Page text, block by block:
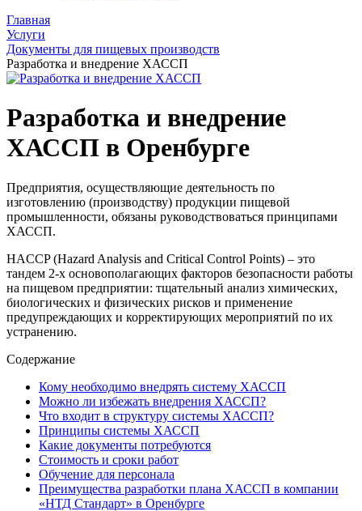
Главная
Услуги
Документы для пищевых производств
Разработка и внедрение ХАССП
Разработка и внедрение
ХАССП в Оренбурге
Предприятия, осуществляющие деятельность по
изготовлению (производству) продукции пищевой
промышленности, обязаны руководствоваться принципами
ХАССП.
HACCP (Hazard Analysis and Critical Control Points) – это
тандем 2-х основополагающих факторов безопасности работы
на пищевом предприятии: тщательный анализ химических,
биологических и физических рисков и применение
предупреждающих и корректирующих мероприятий по их
устранению.
Содержание
Кому необходимо внедрять систему ХАССП
Можно ли избежать внедрения ХАССП?
Что входит в структуру системы ХАССП?
Принципы системы ХАССП
Какие документы потребуются
Стоимость и сроки работ
Обучение для персонала
Преимущества разработки плана ХАССП в компании
«НТД Стандарт» в Оренбурге